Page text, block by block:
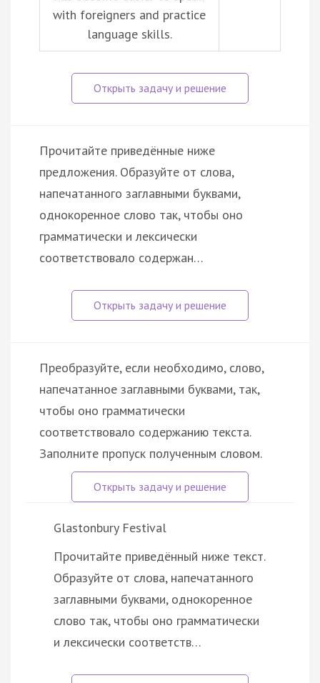
with foreigners and practice
language skills.
Прочитайте приведённые ниже
предложения. Образуйте от слова,
напечатанного заглавными буквами,
однокоренное слово так, чтобы оно
грамматически и лексически
соответствовало содержан…
Преобразуйте, если необходимо, слово,
напечатанное заглавными буквами, так,
чтобы оно грамматически
соответствовало содержанию текста.
Заполните пропуск полученным словом.
Glastonbury Festival
Прочитайте приведённый ниже текст.
Образуйте от слова, напечатанного
заглавными буквами, однокоренное
слово так, чтобы оно грамматически
и лексически соответств…